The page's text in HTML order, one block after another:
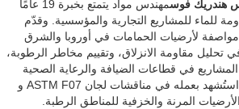
هندريك فوس
مهندس مواد يتمتع بخبرة 19 عامًا
للماء للمشاريع التجارية والمؤسسية. وقدّم
استشاراته لأكثر من 600 مواصفة لأرضيات الحمامات في أوروبا والشرق
مقاومة الانزلاق، وتقييم مخاطر الرطوبة،
في قطاعات الضيافة والرعاية الصحية
والمجمعات السكنية. وقد استُشهد بعمله في مناقشات لجان ASTM F07 و